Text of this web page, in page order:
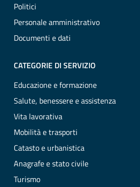
Politici
Personale amministrativo
Documenti e dati
CATEGORIE DI SERVIZIO
Educazione e formazione
Salute, benessere e assistenza
Vita lavorativa
Mobilità e trasporti
Catasto e urbanistica
Anagrafe e stato civile
Turismo